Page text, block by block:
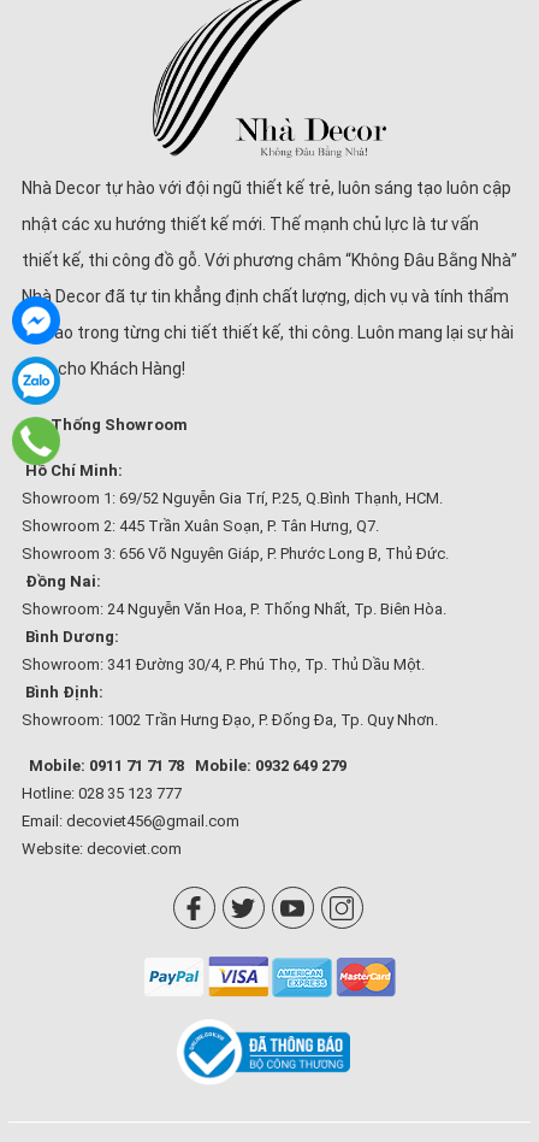
Nhà Decor tự hào với đội ngũ thiết kế trẻ, luôn sáng tạo luôn cập
nhật các xu hướng thiết kế mới. Thế mạnh chủ lực là tư vấn
thiết kế, thi công đồ gỗ. Với phương châm “Không Đâu Bằng Nhà”
Nhà Decor đã tự tin khẳng định chất lượng, dịch vụ và tính thẩm
mĩ cao trong từng chi tiết thiết kế, thi công. Luôn mang lại sự hài
lòng cho Khách Hàng!
Hệ Thống Showroom
Hồ Chí Minh:
Showroom 1: 69/52 Nguyễn Gia Trí, P.25, Q.Bình Thạnh, HCM.
Showroom 2: 445 Trần Xuân Soạn, P. Tân Hưng, Q7.
Showroom 3: 656 Võ Nguyên Giáp, P. Phước Long B, Thủ Đức.
Đồng Nai:
Showroom: 24 Nguyễn Văn Hoa, P. Thống Nhất, Tp. Biên Hòa.
Bình Dương:
Showroom: 341 Đường 30/4, P. Phú Thọ, Tp. Thủ Dầu Một.
Bình Định:
Showroom: 1002 Trần Hưng Đạo, P. Đống Đa, Tp. Quy Nhơn.
Mobile: 0911 71 71 78
Mobile: 0932 649 279
Hotline: 028 35 123 777
Email: decoviet456@gmail.com
Website: decoviet.com